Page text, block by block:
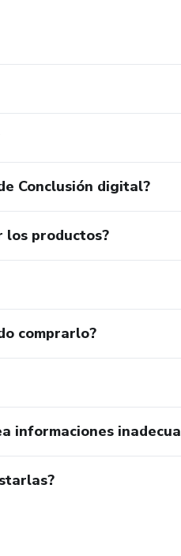
Conclusión digital?
los productos?
comprarlo?
informaciones